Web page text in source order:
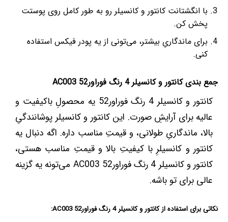
با انگشتانت کانتور و کانسیلر رو به طور کامل روی پوستت
پخش کن.
برای ماندگاریِ بیشتر، می‌تونی از یه پودر فیکس استفاده
کنی.
جمع بندی کانتور و کانسیلر 4 رنگ فوراور52 AC003
کانتور و کانسیلر 4 رنگ فوراور52 یه محصولِ باکیفیت و
عالیه برای آرایشِ صورت. این کانتور و کانسیلر پوشانندگیِ
بالا، ماندگاریِ طولانی، و قیمتِ مناسب داره. اگه دنبال یه
کانتور و کانسیلرِ با کیفیتِ بالا و قیمتِ مناسب هستی،
کانتور و کانسیلر 4 رنگ فوراور52 AC003 می‌تونه یه گزینه
عالی برای تو باشه.
نکاتی برای استفاده از کانتور و کانسیلر 4 رنگ فوراور52 AC003: